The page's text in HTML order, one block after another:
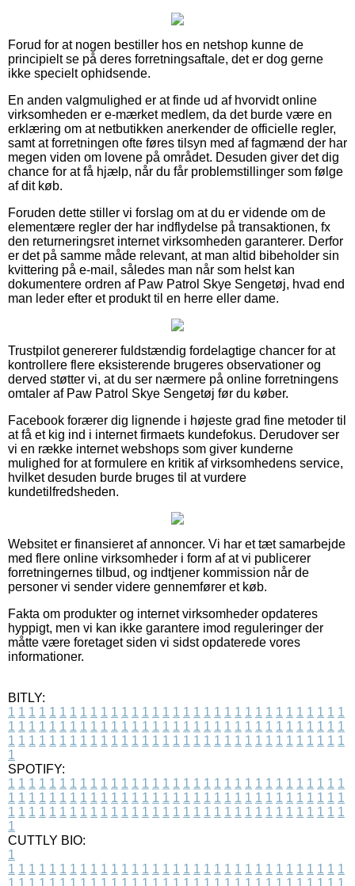
Forud for at nogen bestiller hos en netshop kunne de
principielt se på deres forretningsaftale, det er dog gerne
ikke specielt ophidsende.
En anden valgmulighed er at finde ud af hvorvidt online
virksomheden er e-mærket medlem, da det burde være en
erklæring om at netbutikken anerkender de officielle regler,
samt at forretningen ofte føres tilsyn med af fagmænd der har
megen viden om lovene på området. Desuden giver det dig
chance for at få hjælp, når du får problemstillinger som følge
af dit køb.
Foruden dette stiller vi forslag om at du er vidende om de
elementære regler der har indflydelse på transaktionen, fx
den returneringsret internet virksomheden garanterer. Derfor
er det på samme måde relevant, at man altid bibeholder sin
kvittering på e-mail, således man når som helst kan
dokumentere ordren af Paw Patrol Skye Sengetøj, hvad end
man leder efter et produkt til en herre eller dame.
Trustpilot genererer fuldstændig fordelagtige chancer for at
kontrollere flere eksisterende brugeres observationer og
derved støtter vi, at du ser nærmere på online forretningens
omtaler af Paw Patrol Skye Sengetøj før du køber.
Facebook forærer dig lignende i højeste grad fine metoder til
at få et kig ind i internet firmaets kundefokus. Derudover ser
vi en række internet webshops som giver kunderne
mulighed for at formulere en kritik af virksomhedens service,
hvilket desuden burde bruges til at vurdere
kundetilfredsheden.
Websitet er finansieret af annoncer. Vi har et tæt samarbejde
med flere online virksomheder i form af at vi publicerer
forretningernes tilbud, og indtjener kommission når de
personer vi sender videre gennemfører et køb.
Fakta om produkter og internet virksomheder opdateres
hyppigt, men vi kan ikke garantere imod reguleringer der
måtte være foretaget siden vi sidst opdaterede vores
informationer.
BITLY:
1 1 1 1 1 1 1 1 1 1 1 1 1 1 1 1 1 1 1 1 1 1 1 1 1 1 1 1 1 1 1 1 1
1 1 1 1 1 1 1 1 1 1 1 1 1 1 1 1 1 1 1 1 1 1 1 1 1 1 1 1 1 1 1 1 1
1 1 1 1 1 1 1 1 1 1 1 1 1 1 1 1 1 1 1 1 1 1 1 1 1 1 1 1 1 1 1 1 1
1
SPOTIFY:
1 1 1 1 1 1 1 1 1 1 1 1 1 1 1 1 1 1 1 1 1 1 1 1 1 1 1 1 1 1 1 1 1
1 1 1 1 1 1 1 1 1 1 1 1 1 1 1 1 1 1 1 1 1 1 1 1 1 1 1 1 1 1 1 1 1
1 1 1 1 1 1 1 1 1 1 1 1 1 1 1 1 1 1 1 1 1 1 1 1 1 1 1 1 1 1 1 1 1
1
CUTTLY BIO:
1
1 1 1 1 1 1 1 1 1 1 1 1 1 1 1 1 1 1 1 1 1 1 1 1 1 1 1 1 1 1 1 1 1
1 1 1 1 1 1 1 1 1 1 1 1 1 1 1 1 1 1 1 1 1 1 1 1 1 1 1 1 1 1 1 1 1